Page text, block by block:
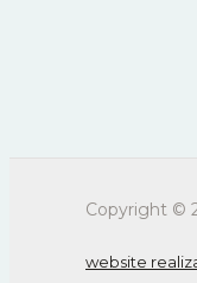
Copyright ©
website